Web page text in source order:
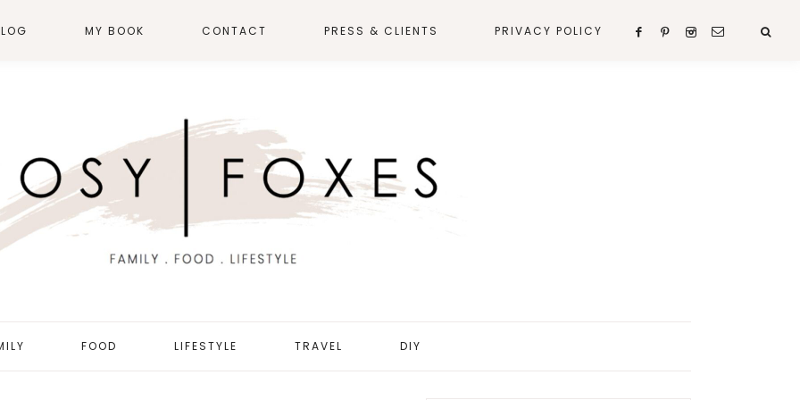
MY BOOK CONTACT PRESS & CLIENTS PRIVACY POLICY
FOOD LIFESTYLE TRAVEL DIY